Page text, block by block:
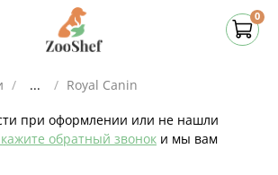
0
... Royal Canin
при оформлении или не нашли
обратный звонок и мы вам